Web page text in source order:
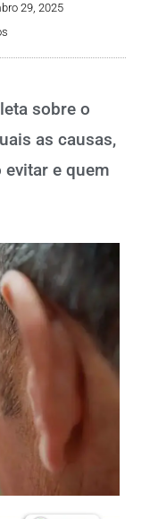
29, 2025
sobre o
as causas,
e quem